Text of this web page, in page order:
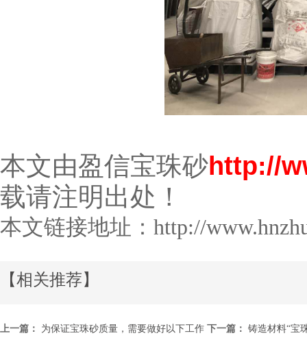
本文由盈信宝珠砂http://
载请注明出处！
本文链接地址： http://
【相关推荐】
上一篇： 为保证宝珠砂质量，需要做好以下工作 下一篇： 铸造材料“宝